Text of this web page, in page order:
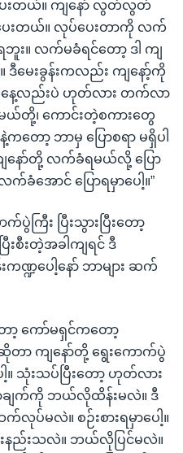
တယ်။ ကျနော် လွတ်လွတ်
ေးတယ်။ လုပ်ပေးတာကို လက်
။ လက်မခံရင်တော့ ဒါ ကျ
ဒီမေးခွန်းကလည်း ကျနော့်ကို
ယနေ့လည်းပဲ ဟုတ်လား တက်လာ
ယ်တို့၊ ကောင်းတဲ့စကားတွေ
ကတော့ ဘာမှ ပြောစရာ မရှိပါ
ော်တို့ လက်ခံရမယ်လို့ ပြော
က်ခံအောင် ပြောရမှာပေါ့။”
ပွဲကြီး ပြီးသွားပြီးတော့
စီးတဲ့အခါကျရင် ဒီ
ဏ္ဍပေါ့နော် ဘာများ ဆက်
ာ့ ကော်မရှင်ကတော့
ာ ကျနော်တို့ ရွေးကောက်ပွဲ
။ သုံးသပ်ပြီးတော့ ဟုတ်လား
ချက်ကို ဘယ်လိုထိန်းမလဲ။ ဒီ
မလဲ။ စဉ်းစားရမှာပေါ့။
နည်းသလဲ။ ဘယ်လိုပြင်မလဲ။